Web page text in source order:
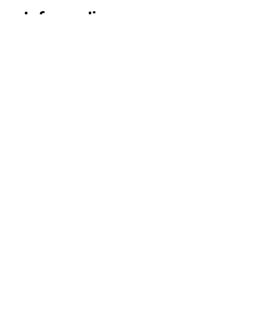
Infos en live